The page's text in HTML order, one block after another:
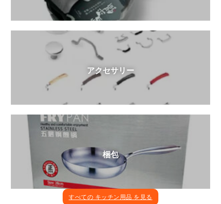
アクセサリー
梱包
すべての キッチン用品 を見る